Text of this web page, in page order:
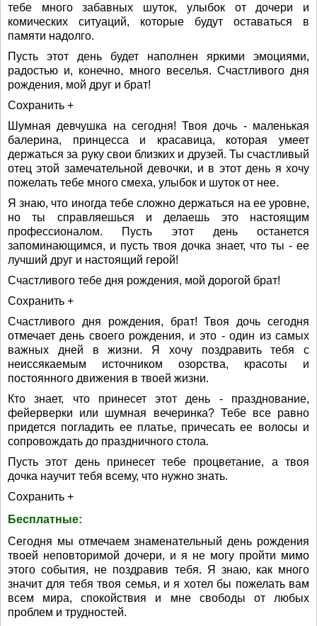
тебе много забавных шуток, улыбок от дочери и
комических ситуаций, которые будут оставаться в
памяти надолго.
Пусть этот день будет наполнен яркими эмоциями,
радостью и, конечно, много веселья. Счастливого дня
рождения, мой друг и брат!
Сохранить +
Шумная девчушка на сегодня! Твоя дочь - маленькая
балерина, принцесса и красавица, которая умеет
держаться за руку свои близких и друзей. Ты счастливый
отец этой замечательной девочки, и в этот день я хочу
пожелать тебе много смеха, улыбок и шуток от нее.
Я знаю, что иногда тебе сложно держаться на ее уровне,
но ты справляешься и делаешь это настоящим
профессионалом. Пусть этот день останется
запоминающимся, и пусть твоя дочка знает, что ты - ее
лучший друг и настоящий герой!
Счастливого тебе дня рождения, мой дорогой брат!
Сохранить +
Счастливого дня рождения, брат! Твоя дочь сегодня
отмечает день своего рождения, и это - один из самых
важных дней в жизни. Я хочу поздравить тебя с
неиссякаемым источником озорства, красоты и
постоянного движения в твоей жизни.
Кто знает, что принесет этот день - празднование,
фейерверки или шумная вечеринка? Тебе все равно
придется погладить ее платье, причесать ее волосы и
сопровождать до праздничного стола.
Пусть этот день принесет тебе процветание, а твоя
дочка научит тебя всему, что нужно знать.
Сохранить +
Бесплатные:
Сегодня мы отмечаем знаменательный день рождения
твоей неповторимой дочери, и я не могу пройти мимо
этого события, не поздравив тебя. Я знаю, как много
значит для тебя твоя семья, и я хотел бы пожелать вам
всем мира, спокойствия и мне свободы от любых
проблем и трудностей.